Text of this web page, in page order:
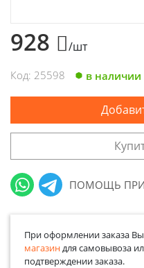
928 /шт
Код: 25598 в наличии
ПОМОЩЬ ПРИ
При оформлении заказа
магазиндля самовывоза
подтверждении заказа.